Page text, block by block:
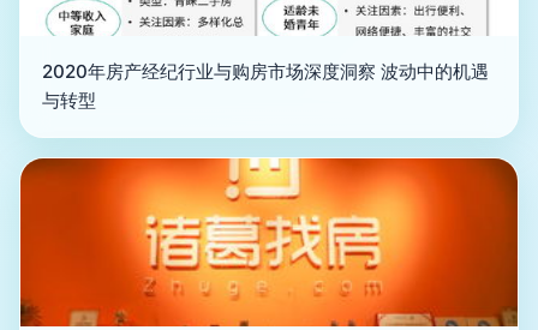
2020年房产经纪行业与购房市场深度洞察 波动中的机遇
与转型